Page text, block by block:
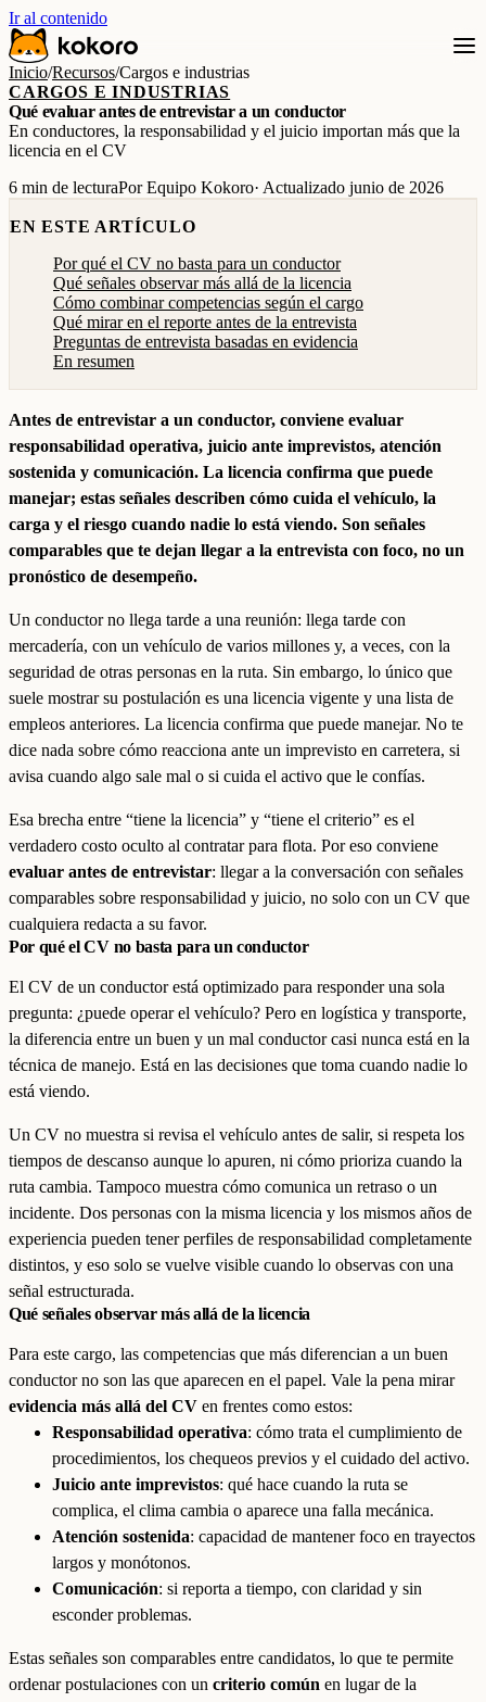
Ir al contenido
Inicio/Recursos/Cargos e industrias
CARGOS E INDUSTRIAS
Qué evaluar antes de entrevistar a un conductor
En conductores, la responsabilidad y el juicio importan más que la
licencia en el CV
6 min de lecturaPor Equipo Kokoro· Actualizado junio de 2026
EN ESTE ARTÍCULO
Por qué el CV no basta para un conductor
Qué señales observar más allá de la licencia
Cómo combinar competencias según el cargo
Qué mirar en el reporte antes de la entrevista
Preguntas de entrevista basadas en evidencia
En resumen
Antes de entrevistar a un conductor, conviene evaluar
responsabilidad operativa, juicio ante imprevistos, atención
sostenida y comunicación. La licencia confirma que puede
manejar; estas señales describen cómo cuida el vehículo, la
carga y el riesgo cuando nadie lo está viendo. Son señales
comparables que te dejan llegar a la entrevista con foco, no un
pronóstico de desempeño.
Un conductor no llega tarde a una reunión: llega tarde con
mercadería, con un vehículo de varios millones y, a veces, con la
seguridad de otras personas en la ruta. Sin embargo, lo único que
suele mostrar su postulación es una licencia vigente y una lista de
empleos anteriores. La licencia confirma que puede manejar. No te
dice nada sobre cómo reacciona ante un imprevisto en carretera, si
avisa cuando algo sale mal o si cuida el activo que le confías.
Esa brecha entre “tiene la licencia” y “tiene el criterio” es el
verdadero costo oculto al contratar para flota. Por eso conviene
evaluar antes de entrevistar: llegar a la conversación con señales
comparables sobre responsabilidad y juicio, no solo con un CV que
cualquiera redacta a su favor.
Por qué el CV no basta para un conductor
El CV de un conductor está optimizado para responder una sola
pregunta: ¿puede operar el vehículo? Pero en logística y transporte,
la diferencia entre un buen y un mal conductor casi nunca está en la
técnica de manejo. Está en las decisiones que toma cuando nadie lo
está viendo.
Un CV no muestra si revisa el vehículo antes de salir, si respeta los
tiempos de descanso aunque lo apuren, ni cómo prioriza cuando la
ruta cambia. Tampoco muestra cómo comunica un retraso o un
incidente. Dos personas con la misma licencia y los mismos años de
experiencia pueden tener perfiles de responsabilidad completamente
distintos, y eso solo se vuelve visible cuando lo observas con una
señal estructurada.
Qué señales observar más allá de la licencia
Para este cargo, las competencias que más diferencian a un buen
conductor no son las que aparecen en el papel. Vale la pena mirar
evidencia más allá del CV en frentes como estos:
Responsabilidad operativa: cómo trata el cumplimiento de
procedimientos, los chequeos previos y el cuidado del activo.
Juicio ante imprevistos: qué hace cuando la ruta se
complica, el clima cambia o aparece una falla mecánica.
Atención sostenida: capacidad de mantener foco en trayectos
largos y monótonos.
Comunicación: si reporta a tiempo, con claridad y sin
esconder problemas.
Estas señales son comparables entre candidatos, lo que te permite
ordenar postulaciones con un criterio común en lugar de la